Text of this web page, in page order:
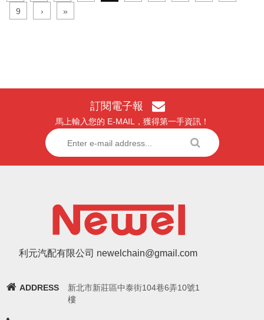
9
› »
訂閱電子報
馬上輸入您的 E-MAIL，獲得第一手資訊！
利元汽配有限公司 newelchain@gmail.com
ADDRESS
新北市新莊區中泰街104巷6弄10號1
樓